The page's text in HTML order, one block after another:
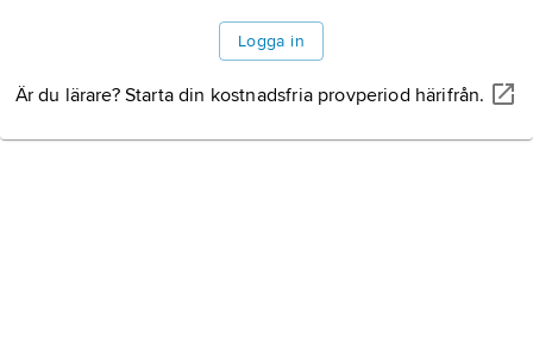
Logga in
Är du lärare? Starta din kostnadsfria provperiod härifrån.